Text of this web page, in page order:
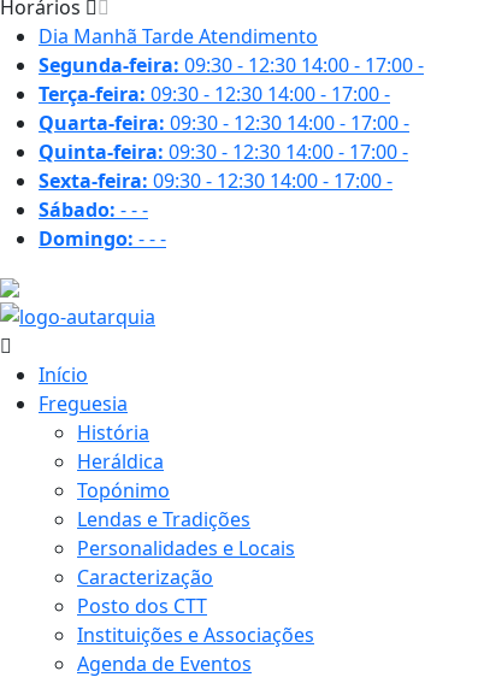
Horários
Dia Manhã TardeAtendimento
Segunda-feira: 09:30 - 12:30 14:00 - 17:00-
Terça-feira: 09:30 - 12:30 14:00 - 17:00-
Quarta-feira: 09:30 - 12:30 14:00 - 17:00-
Quinta-feira: 09:30 - 12:30 14:00 - 17:00-
Sexta-feira: 09:30 - 12:30 14:00 - 17:00-
Sábado: ---
Domingo: ---
Início
Freguesia
História
Heráldica
Topónimo
Lendas e Tradições
Personalidades e Locais
Caracterização
Posto dos CTT
Instituições e Associações
Agenda de Eventos